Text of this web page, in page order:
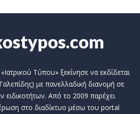
Τύπου» ξεκίνησε να εκδίδεται
με πανελλαδική διανομή σε
ειδικοτήτων. Από το 2009 παρέχει
στο διαδίκτυο μέσω του portal